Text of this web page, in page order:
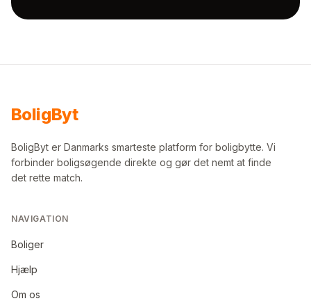
BoligByt
BoligByt er Danmarks smarteste platform for boligbytte. Vi
forbinder boligsøgende direkte og gør det nemt at finde
det rette match.
NAVIGATION
Boliger
Hjælp
Om os